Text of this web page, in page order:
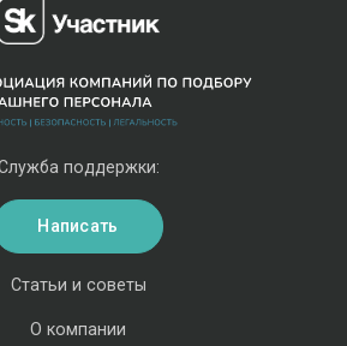
Статьи и советы
О компании
поддержки:
Написать